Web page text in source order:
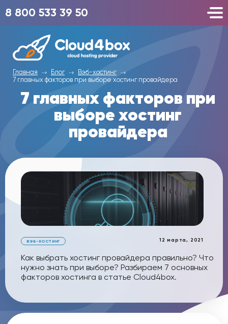
8 800 533 39 50
Главная Блог
Вэб-хостинг
7 главных факторов при выборе хостинг провайдера
7 главных факторов при
выборе хостинг
провайдера
12 марта, 2021
ВЭБ-ХОСТИНГ
Как выбрать хостинг провайдера правильно? Что
нужно знать при выборе? Разбираем 7 основных
факторов хостинга в статье Cloud4box.